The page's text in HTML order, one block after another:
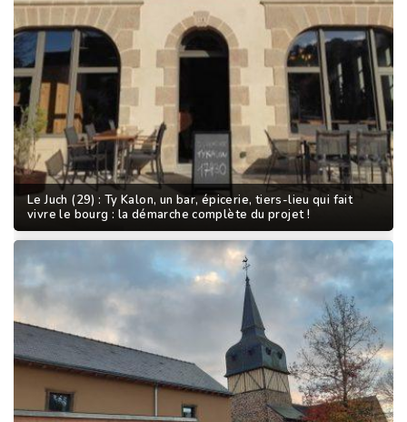
Le Juch (29) : Ty Kalon, un bar, épicerie, tiers-lieu qui fait
vivre le bourg : la démarche complète du projet !